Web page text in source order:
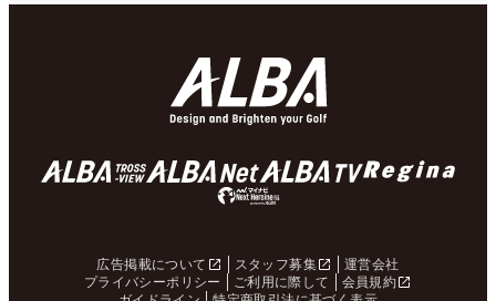
広告掲載について スタッフ募集
運営会社
プライバシーポリシー
ご利用に際して
会員規約